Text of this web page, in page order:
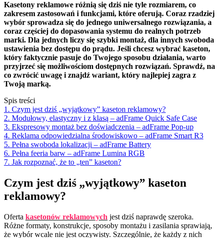
Kasetony reklamowe różnią się dziś nie tyle rozmiarem, co
zakresem zastosowań i funkcjami, które oferują. Coraz rzadziej
wybór sprowadza się do jednego uniwersalnego rozwiązania, a
coraz częściej do dopasowania systemu do realnych potrzeb
marki. Dla jednych liczy się szybki montaż, dla innych swoboda
ustawienia bez dostępu do prądu. Jeśli chcesz wybrać kaseton,
który faktycznie pasuje do Twojego sposobu działania, warto
przyjrzeć się możliwościom dostępnych rozwiązań. Sprawdź, na
co zwrócić uwagę i znajdź wariant, który najlepiej zagra z
Twoją marką.
Spis treści
1. Czym jest dziś „wyjątkowy” kaseton reklamowy?
2. Modułowy, elastyczny i z klasą – adFrame Quick Safe Case
3. Ekspresowy montaż bez doświadczenia – adFrame Pop-up
4. Reklama odpowiedzialna środowiskowo – adFrame Smart R3
5. Pełna swoboda lokalizacji – adFrame Battery
6. Pełna feeria barw – adFrame Lumina RGB
7. Jak rozpoznać, że to „ten” kaseton?
Czym jest dziś „wyjątkowy” kaseton
reklamowy?
Oferta kasetonów reklamowych jest dziś naprawdę szeroka.
Różne formaty, konstrukcje, sposoby montażu i zasilania sprawiają,
że wybór wcale nie jest oczywisty. Szczególnie, że każdy z nich